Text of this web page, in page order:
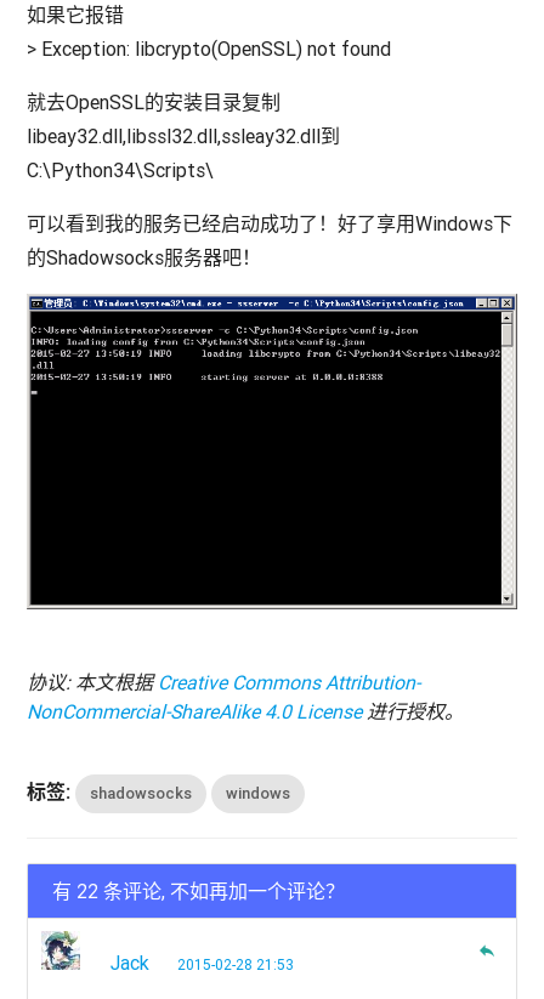
如果它报错
> Exception: libcrypto(OpenSSL) not found
就去OpenSSL的安装目录复制
libeay32.dll,libssl32.dll,ssleay32.dll到
C:\Python34\Scripts\
可以看到我的服务已经启动成功了！好了享用Windows下
的Shadowsocks服务器吧！
协议: 本文根据 Creative Commons Attribution-
NonCommercial-ShareAlike 4.0 License进行授权。
标签: shadowsocks windows
有 22 条评论, 不如再加一个评论？
Jack 2015-02-28 21:53
reply